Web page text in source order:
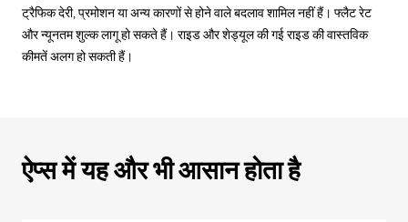
ट्रैफिक देरी, प्रमोशन या अन्य कारणों से होने वाले बदलाव शामिल नहीं हैं। फ्लैट रेट
और न्यूनतम शुल्क लागू हो सकते हैं। राइड और शेड्यूल की गई राइड की वास्तविक
कीमतें अलग हो सकती हैं।
ऐप्स में यह और भी आसान होता है